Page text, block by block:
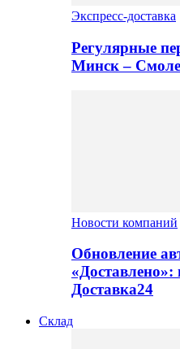
Экспресс-доставка
Регулярные
Минск –
Новости компаний
Обновление
Доставка24
Склад